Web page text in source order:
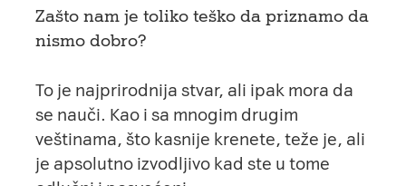
Zašto nam je toliko teško da priznamo da
nismo dobro?
To je najprirodnija stvar, ali ipak mora da
se nauči. Kao i sa mnogim drugim
veštinama, što kasnije krenete, teže je, ali
je apsolutno izvodljivo kad ste u tome